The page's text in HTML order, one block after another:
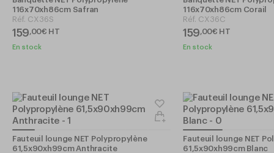
116x70xh86cm Safran
Réf. CX36S
159,00€ HT
En stock
116x70xh86cm Corail
Réf. CX36C
159,00€ HT
En stock
Fauteuil lounge NET Polypropylène
61,5x90xh99cm Anthracite
Fauteuil lounge NET
61,5x90xh99cm Blanc